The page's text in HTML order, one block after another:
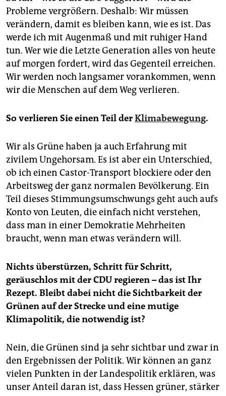
Probleme vergrößern. Deshalb: Wir müssen
verändern, damit es bleiben kann, wie es ist. Das
werde ich mit Augenmaß und mit ruhiger Hand
tun. Wer wie die Letzte Generation alles von heute
auf morgen fordert, wird das Gegenteil erreichen.
Wir werden noch langsamer vorankommen, wenn
wir die Menschen auf dem Weg verlieren.
So verlieren Sie einen Teil derKlimabewegung.
Wir als Grüne haben ja auch Erfahrung mit
zivilem Ungehorsam. Es ist aber ein Unterschied,
ob ich einen Castor-Transport blockiere oder den
Arbeitsweg der ganz normalen Bevölkerung. Ein
Teil dieses Stimmungsumschwungs geht auch aufs
Konto von Leuten, die einfach nicht verstehen,
dass man in einer Demokratie Mehrheiten
braucht, wenn man etwas verändern will.
Nichts überstürzen, Schritt für Schritt,
geräuschlos mit der CDU regieren – das ist Ihr
Rezept. Bleibt dabei nicht die Sichtbarkeit der
Grünen auf der Strecke und eine mutige
Klimapolitik, die notwendig ist?
Nein, die Grünen sind ja sehr sichtbar und zwar in
den Ergebnissen der Politik. Wir können an ganz
vielen Punkten in der Landespolitik erklären, was
unser Anteil daran ist, dass Hessen grüner, stärker